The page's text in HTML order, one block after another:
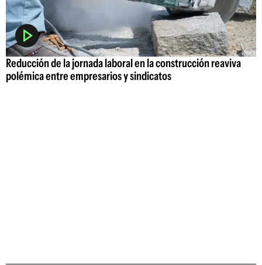
Reducción de la jornada laboral en la construcción reaviva
polémica entre empresarios y sindicatos